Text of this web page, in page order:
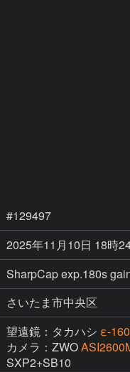
#129497
2025年11月10日 18時
SharpCap exp.180s
さいたま市中央区
望遠鏡：タカハシ ε-
カメラ：ZWO
SXP2+SB10